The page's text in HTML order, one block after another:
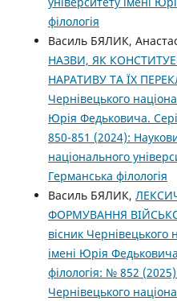
філологія
Василь БЯЛИК,
НАЗВИ, ЯК
НАРАТИВУ ТА ЇХ
Чернівецького
Юрія Федьковича.
850-851 (2024):
національного
Германська філологія
Василь БЯЛИК,
ФОРМУВАННЯ
вісник Чернівецького
імені Юрія
філологія: № 852
Чернівецького